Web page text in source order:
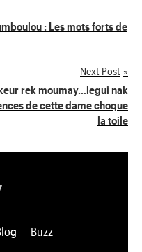
: Les mots forts de
Next Post
rek moumay…legui nak
de cette dame choque
la toile
Buzz